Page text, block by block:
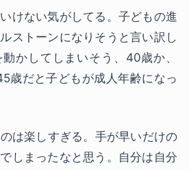
けない気がしてる。子どもの進
ストーンになりそうと言い訳し
かしてしまいそう、40歳か、
歳だと子どもが成人年齢になっ
は楽しすぎる。手が早いだけの
しまったなと思う。自分は自分